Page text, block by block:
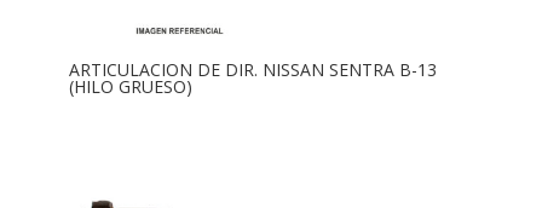
ARTICULACION DE DIR. NISSAN SENTRA B-13
(HILO GRUESO)